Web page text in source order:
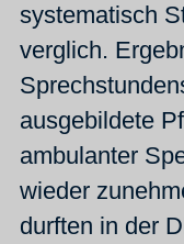
systematisch
verglich.
ausgebildete
ambulanter
wieder
durften in der